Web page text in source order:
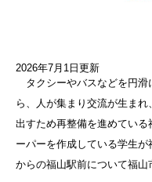
2026年7月1日更新
タクシーやバスなどを円滑
ら、人が集まり交流が生ま
出すため再整備を進めてい
ーパーを作成している学生
からの福山駅前について福山